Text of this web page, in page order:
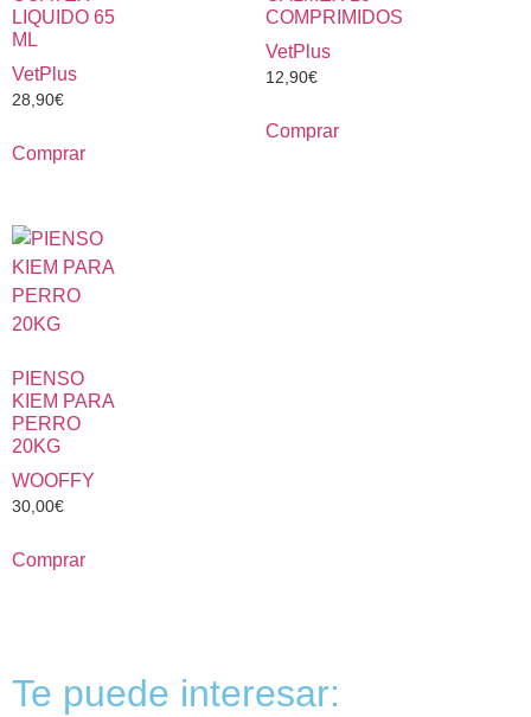
LIQUIDO 65
ML
VetPlus
28,90€
Comprar
COMPRIMIDOS
VetPlus
12,90€
Comprar
PIENSO
KIEM PARA
PERRO
20KG
WOOFFY
30,00€
Comprar
Te puede interesar: